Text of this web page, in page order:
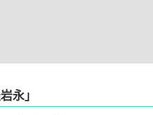
永」